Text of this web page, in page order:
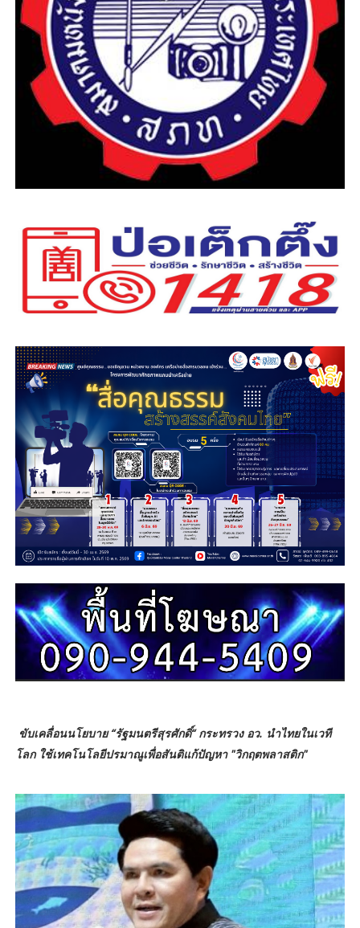
ขับเคลื่อนนโยบาย “รัฐมนตรีสุรศักดิ์“ กระทรวง อว. นำไทยในเวที
โลก ใช้เทคโนโลยีปรมาณูเพื่อสันติแก้ปัญหา "วิกฤตพลาสติก"